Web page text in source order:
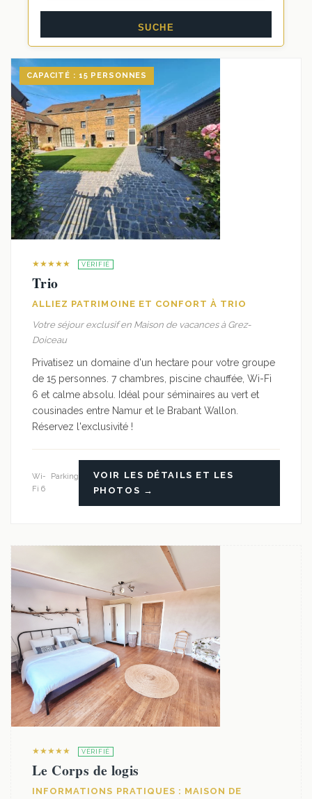
CAPACITÉ : 15 PERSONNES
★★★★★ VÉRIFIÉ
Trio
ALLIEZ PATRIMOINE ET CONFORT À TRIO
Votre séjour exclusif en Maison de vacances à Grez-
Doiceau
Privatisez un domaine d'un hectare pour votre groupe
de 15 personnes. 7 chambres, piscine chauffée, Wi-Fi
6 et calme absolu. Idéal pour séminaires au vert et
cousinades entre Namur et le Brabant Wallon.
Réservez l'exclusivité !
Wi-
Fi 6
Parking
VOIR LES DÉTAILS ET LES
PHOTOS →
★★★★★ VÉRIFIÉ
Le Corps de logis
INFORMATIONS PRATIQUES : MAISON DE